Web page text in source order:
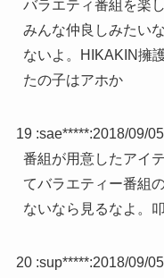
バラエティ番組を楽
みんな仲良しみたい
ないよ。HIKAKIN擁
たの子はアホか
19 :sae*****:2018/09/
番組が用意したアイ
てバラエティー番組
ないなら見るなよ。
20 :sup*****:2018/09/